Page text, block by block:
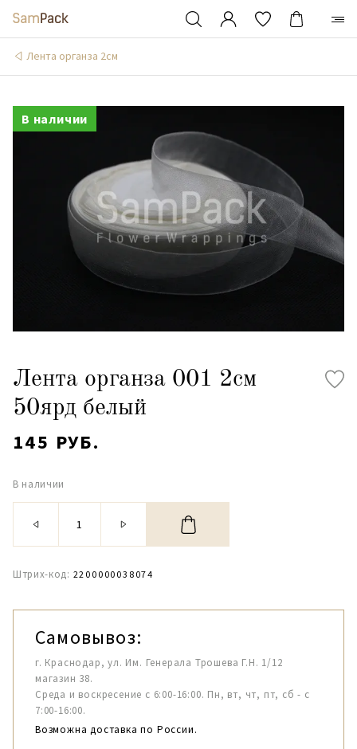
Лента органза 2см
В наличии
Лента органза 001 2см
50ярд белый
145 РУБ.
В наличии
Штрих-код: 2200000038074
Самовывоз:
г. Краснодар, ул. Им. Генерала Трошева Г.Н. 1/12
магазин 38.
Среда и воскресение с 6:00-16:00. Пн, вт, чт, пт, сб - с
7:00-16:00.
Возможна доставка по России.